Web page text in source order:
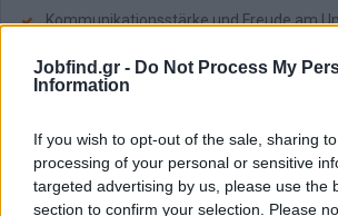
Jobfind.gr - Do Not Process My
Information
If you wish to opt-out of the sale, sharing
processing of your personal or sensitive
targeted advertising by us, please use the
section to confirm your selection. Please
Kommunikationsstärke und Freude am
Motivation und Lernbereitschaft
Erfahrung im Kundenservice oder
kein Muss
Auch Quereinsteiger sind herzlich